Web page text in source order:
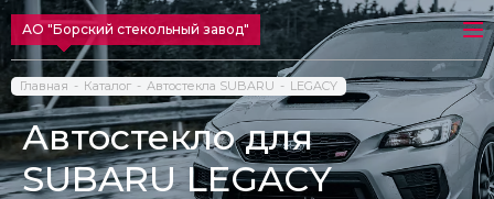
АО "Борский стекольный завод"
Главная Каталог Автостекла SUBARU LEGACY
Автостекло для
SUBARU LEGACY